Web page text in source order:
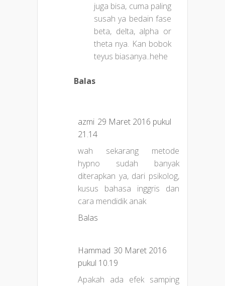
juga bisa, cuma paling
susah ya bedain fase
beta, delta, alpha or
theta nya. Kan bobok
teyus biasanya..hehe
Balas
azmi 29 Maret 2016 pukul
21.14
wah sekarang metode
hypno sudah banyak
diterapkan ya, dari psikolog,
kusus bahasa inggris dan
cara mendidik anak
Balas
Hammad 30 Maret 2016
pukul 10.19
Apakah ada efek samping